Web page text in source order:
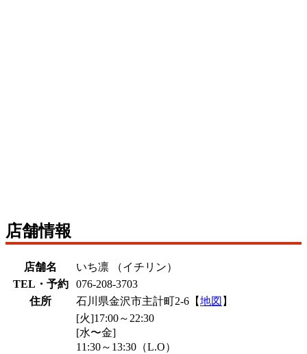
店舗情報
店舗名
いち凛 （イチリン）
TEL・予約
076-208-3703
住所
石川県金沢市主計町2-6【地図 】
[火]17:00～22:30
[水〜金]
11:30～13:30（L.O）